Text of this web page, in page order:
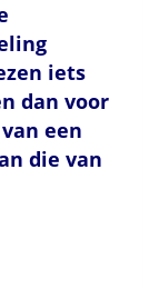
iets
dan voor
een
die van